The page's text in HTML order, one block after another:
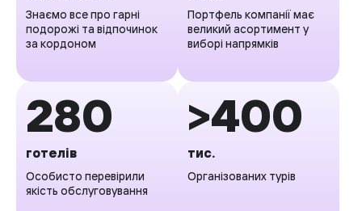
Знаємо все про гарні
подорожі та відпочинок
за кордоном
Портфель компанії має
великий асортимент у
виборі напрямків
280
готелів
Особисто перевірили
якість обслуговування
>400
тис.
Організованих турів